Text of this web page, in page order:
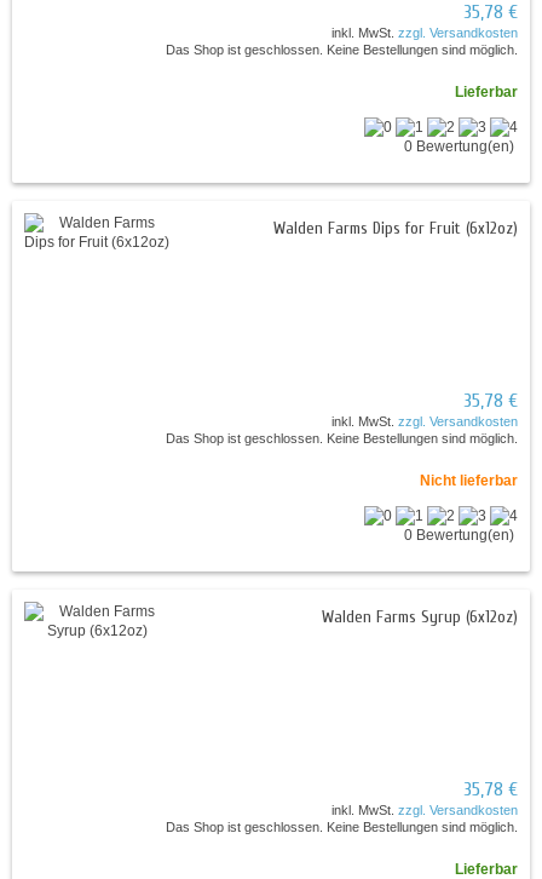
35,78 €
inkl. MwSt. zzgl. Versandkosten
Das Shop ist geschlossen. Keine Bestellungen sind möglich.
Lieferbar
0 Bewertung(en)
Walden Farms Dips for Fruit (6x12oz)
35,78 €
inkl. MwSt. zzgl. Versandkosten
Das Shop ist geschlossen. Keine Bestellungen sind möglich.
Nicht lieferbar
0 Bewertung(en)
Walden Farms Syrup (6x12oz)
35,78 €
inkl. MwSt. zzgl. Versandkosten
Das Shop ist geschlossen. Keine Bestellungen sind möglich.
Lieferbar